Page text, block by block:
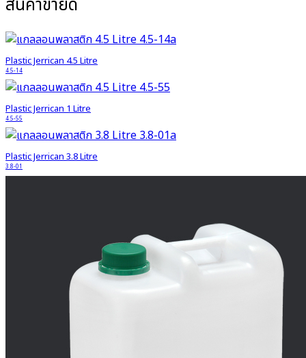
สินค้าขายดี
Plastic Jerrican 4.5 Litre
4.5-14
Plastic Jerrican 1 Litre
4.5-55
Plastic Jerrican 3.8 Litre
3.8-01